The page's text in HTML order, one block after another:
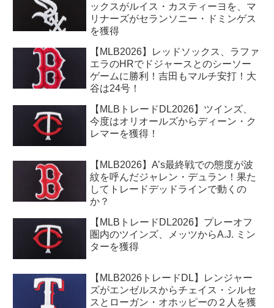
ックスがルイス・カスティーヨを、マ
リナーズがセランソニー・ドミンゲス
を獲得
【MLB2026】レッドソックス、ラファ
エラのHRでドジャースとのシーソー
ゲームに勝利！吉田もマルチ安打！大
谷は24号！
【MLBトレードDL2026】ツインズ、
今度はオリオールズからディーン・ク
レマーを獲得！
【MLB2026】A’s最終戦での態度が波
紋を呼んだジャレン・デュラン！果た
してトレードデッドラインで動くの
か？
【MLBトレードDL2026】プレーオフ
圏内のツインズ、メッツからA.J. ミン
ターを獲得
【MLB2026トレードDL】レンジャー
ズがエンゼルスからチェイス・シルセ
スとローガン・オホッピーの２人を獲